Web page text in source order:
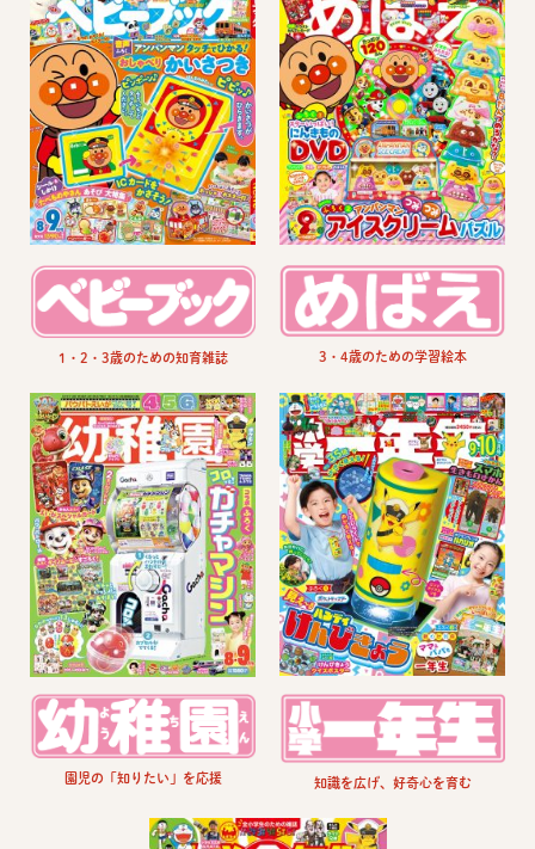
1・2・3歳のための知育雑誌 3・4歳のための学習絵本
園児の「知りたい」を応援 知識を広げ、好奇心を育む